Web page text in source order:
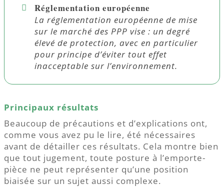
Réglementation européenne
La réglementation européenne de mise
sur le marché des PPP vise : un degré
élevé de protection, avec en particulier
pour principe d’éviter tout effet
inacceptable sur l’environnement.
Principaux résultats
Beaucoup de précautions et d’explications ont,
comme vous avez pu le lire, été nécessaires
avant de détailler ces résultats. Cela montre bien
que tout jugement, toute posture à l’emporte-
pièce ne peut représenter qu’une position
biaisée sur un sujet aussi complexe.